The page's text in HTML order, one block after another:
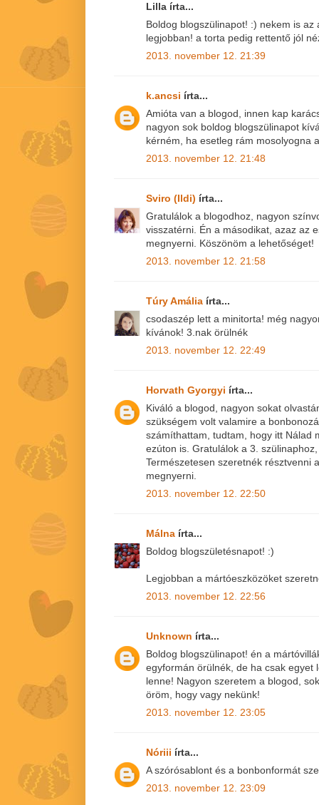
Lilla írta...
Boldog blogszülinapot! :) nekem is
legjobban! a torta pedig rettentő jól
2013. november 12. 21:39
k.ancsi írta...
Amióta van a blogod, innen kap
nagyon sok boldog blogszülinapot
kérném, ha esetleg rám mosolyogna
2013. november 12. 21:48
Sviro (Ildi) írta...
Gratulálok a blogodhoz, nagyon
visszatérni. Én a másodikat, azaz az
megnyerni. Köszönöm a lehetőséget!
2013. november 12. 21:58
Túry Amália írta...
csodaszép lett a minitorta! még
kívánok! 3.nak örülnék
2013. november 12. 22:49
Horvath Gyorgyi írta...
Kiváló a blogod, nagyon sokat
szükségem volt valamire a
számíthattam, tudtam, hogy itt Nálad
ezúton is. Gratulálok a 3.
Természetesen szeretnék résztvenni
megnyerni.
2013. november 12. 22:50
Málna írta...
Boldog blogszületésnapot! :)
Legjobban a mártóeszközöket
2013. november 12. 22:56
Unknown írta...
Boldog blogszülinapot! én a
egyformán örülnék, de ha csak egyet
lenne! Nagyon szeretem a blogod,
öröm, hogy vagy nekünk!
2013. november 12. 23:05
Nóriii írta...
A szórósablont és a bonbonformát
2013. november 12. 23:09